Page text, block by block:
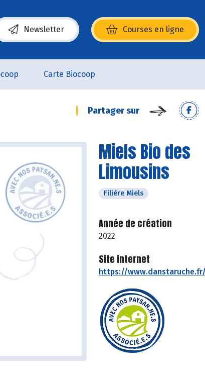
Newsletter Courses en ligne
dans une nouvelle fenêtre)
Carte Biocoop
Partager sur
Miels Bio des
Limousins
Filière Miels
Année de création
2022
Site internet
https://